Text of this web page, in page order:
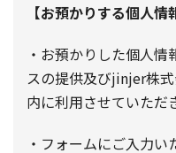
【お預かりする個人情
・お預かりした個人
スの提供及びjinjer株
内に利用させていただ
・フォームにご入力